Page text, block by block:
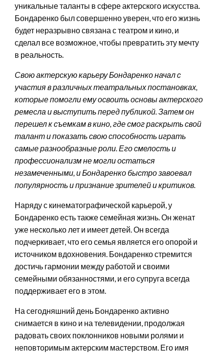
уникальные таланты в сфере актерского искусства.
Бондаренко был совершенно уверен, что его жизнь
будет неразрывно связана с театром и кино, и
сделал все возможное, чтобы превратить эту мечту
в реальность.
Свою актерскую карьеру Бондаренко начал с
участия в различных театральных постановках,
которые помогли ему освоить основы актерского
ремесла и выступить перед публикой. Затем он
перешел к съемкам в кино, где смог раскрыть свой
талант и показать свою способность играть
самые разнообразные роли. Его смелость и
профессионализм не могли остаться
незамеченными, и Бондаренко быстро завоевал
популярность и признание зрителей и критиков.
Наряду с кинематографической карьерой, у
Бондаренко есть также семейная жизнь. Он женат
уже несколько лет и имеет детей. Он всегда
подчеркивает, что его семья является его опорой и
источником вдохновения. Бондаренко стремится
достичь гармонии между работой и своими
семейными обязанностями, и его супруга всегда
поддерживает его в этом.
На сегодняшний день Бондаренко активно
снимается в кино и на телевидении, продолжая
радовать своих поклонников новыми ролями и
неповторимым актерским мастерством. Его имя